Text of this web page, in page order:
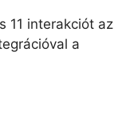
11 interakciót az
a